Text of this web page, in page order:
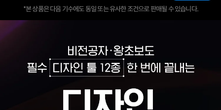
*본 상품은 다음 기수에도 동일 또는 유사한 조건으로 판매될 수 있습니다.